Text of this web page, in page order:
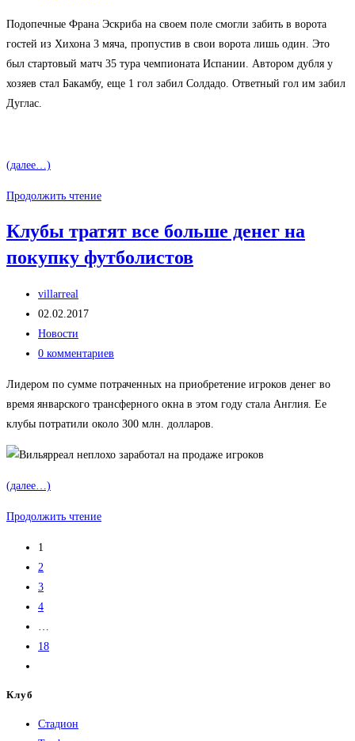
Подопечные Франа Эскриба на своем поле смогли забить в ворота
гостей из Хихона 3 мяча, пропустив в свои ворота лишь один. Это
был стартовый матч 35 тура чемпионата Испании. Автором дубля у
хозяев стал Бакамбу, еще 1 гол забил Солдадо. Ответный гол им забил
Дуглас.
(далее…)
Продолжить чтение«Вильярреал»
уверенную
победу
Клубы тратят все больше денег на
покупку футболистов
Автор
записи:
villarreal
Запись
опубликована:
02.02.2017
Рубрика
записи:
Новости
Комментарии
записи:
0 комментариев
Лидером по сумме потраченных на приобретение игроков денег во
время январского трансферного окна в этом году стала Англия. Ее
клубы потратили около 300 млн. долларов.
(далее…)
Продолжить чтениеКлубы
1
2
3
4
…
18
страницу
Клуб
Стадион